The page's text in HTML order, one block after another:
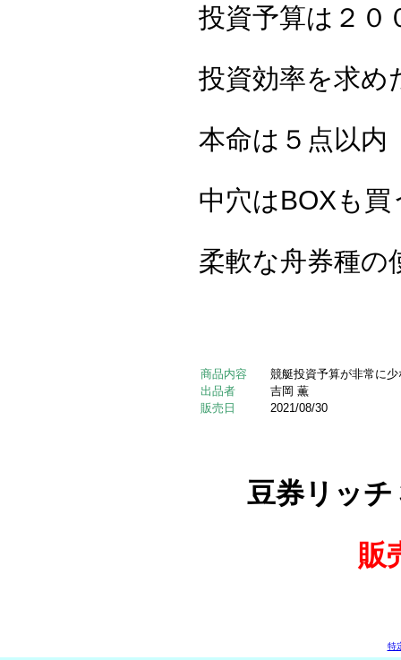
投資予算は２０
投資効率を求め
本命は５点以内
中穴はBOXも買
柔軟な舟券種の
商品内容
競艇投資予算が非常に
出品者
吉岡 薫
販売日
2021/08/30
豆券リッ
販
特